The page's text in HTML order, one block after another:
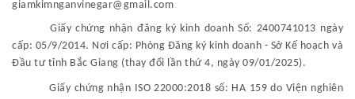
giamkimnganvinegar@gmail.com
Giấy chứng nhận đăng ký kinh doanhSố: 2400741013 ngày
cấp: 05/9/2014. Nơi cấp: Phòng Đăng ký kinh doanh - Sở Kế hoạch và
Đầu tư tỉnh Bắc Giang (thay đổi lần thứ 4, ngày 09/01/2025).
Giấy chứng nhận ISO 22000:2018 số: HA 159 do Viện nghiên